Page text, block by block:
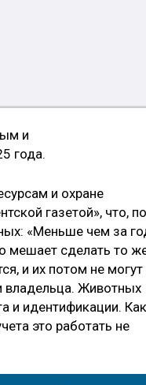
и
года.
и охране
газетой», что, по
«Меньше чем за
мешает сделать то
и их потом не могут
владельца. Животных
и идентификации. Как
это работать не